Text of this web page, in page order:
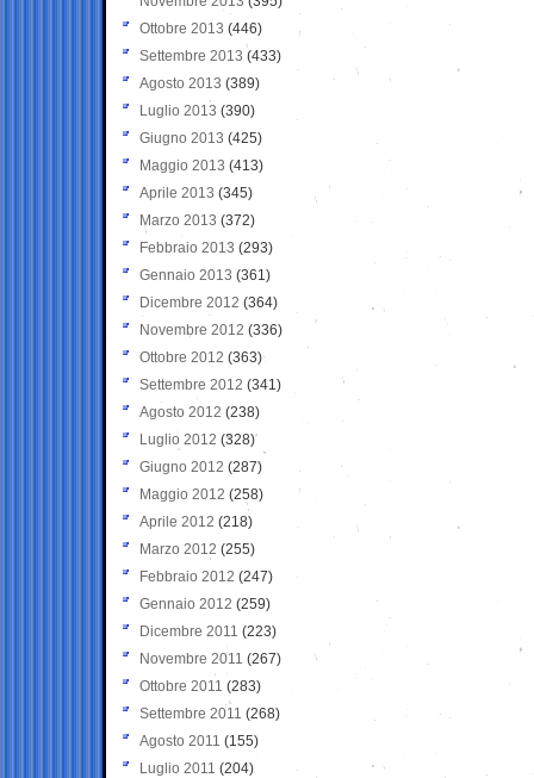
Ottobre 2013 (446)
Settembre 2013 (433)
Agosto 2013 (389)
Luglio 2013 (390)
Giugno 2013 (425)
Maggio 2013 (413)
Aprile 2013 (345)
Marzo 2013 (372)
Febbraio 2013 (293)
Gennaio 2013 (361)
Dicembre 2012 (364)
Novembre 2012 (336)
Ottobre 2012 (363)
Settembre 2012 (341)
Agosto 2012 (238)
Luglio 2012 (328)
Giugno 2012 (287)
Maggio 2012 (258)
Aprile 2012 (218)
Marzo 2012 (255)
Febbraio 2012 (247)
Gennaio 2012 (259)
Dicembre 2011 (223)
Novembre 2011 (267)
Ottobre 2011 (283)
Settembre 2011 (268)
Agosto 2011 (155)
Luglio 2011 (204)